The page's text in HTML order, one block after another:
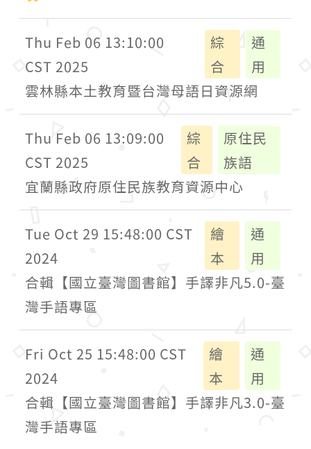
Thu Feb 06 13:10:00
CST 2025
綜
合
通
用
雲林縣本土教育暨台灣母語日資源網
Thu Feb 06 13:09:00
CST 2025
綜
合
原住民
族語
宜蘭縣政府原住民族教育資源中心
Tue Oct 29 15:48:00 CST
2024
繪
本
通
用
合輯【國立臺灣圖書館】手譯非凡5.0-臺
灣手語專區
Fri Oct 25 15:48:00 CST
2024
繪
本
通
用
合輯【國立臺灣圖書館】手譯非凡3.0-臺
灣手語專區